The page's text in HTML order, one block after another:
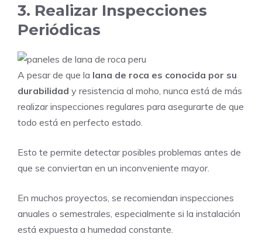
3. Realizar Inspecciones
Periódicas
A pesar de que la lana de roca es conocida por su
durabilidad y resistencia al moho, nunca está de más
realizar inspecciones regulares para asegurarte de que
todo está en perfecto estado.
Esto te permite detectar posibles problemas antes de
que se conviertan en un inconveniente mayor.
En muchos proyectos, se recomiendan inspecciones
anuales o semestrales, especialmente si la instalación
está expuesta a humedad constante.